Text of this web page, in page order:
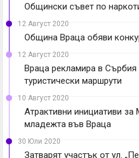
Общински съвет по
12 Август 2020
Община Враца обяви
12 Август 2020
Враца рекламира в Сърбия
туристически маршрути
10 Август 2020
Атрактивни инициативи
младежта във Враца
30 Юли 2020
Затварят участък от ул.